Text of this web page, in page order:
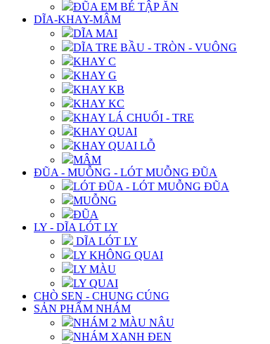
ĐŨA EM BÉ TẬP ĂN
DĨA-KHAY-MÂM
DĨA MAI
DĨA TRE BẦU - TRÒN - VUÔNG
KHAY C
KHAY G
KHAY KB
KHAY KC
KHAY LÁ CHUỐI - TRE
KHAY QUAI
KHAY QUAI LỖ
MÂM
ĐŨA - MUỖNG - LÓT MUỖNG ĐŨA
LÓT ĐŨA - LÓT MUỖNG ĐŨA
MUỖNG
ĐŨA
LY - DĨA LÓT LY
DĨA LÓT LY
LY KHÔNG QUAI
LY MÀU
LY QUAI
CHÒ SEN - CHUNG CÚNG
SẢN PHẨM NHÁM
NHÁM 2 MÀU NÂU
NHÁM XANH ĐEN